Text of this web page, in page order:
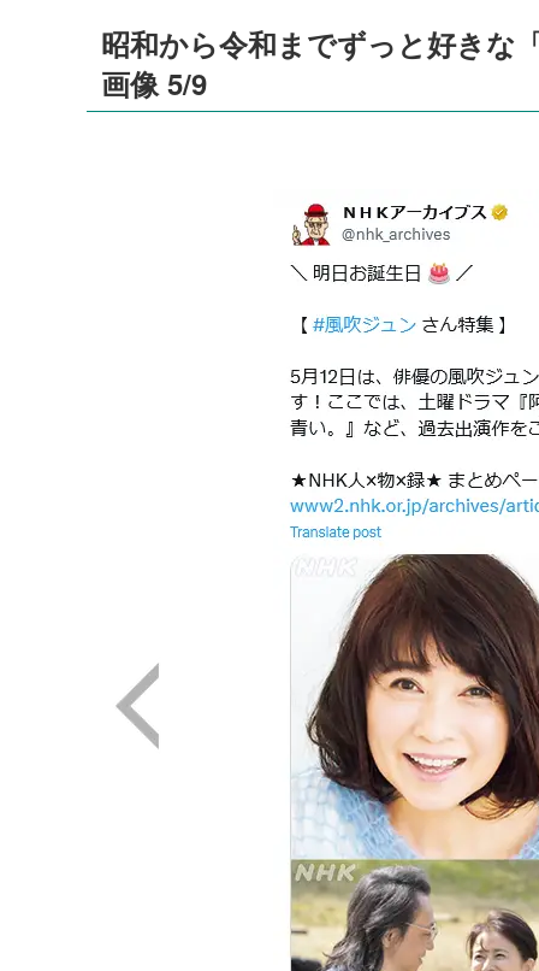
昭和から令和までずっと好きな
画像 5/9